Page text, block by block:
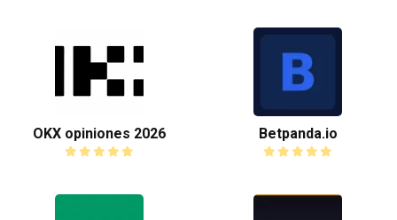
OKX opiniones 2026 Betpanda.io